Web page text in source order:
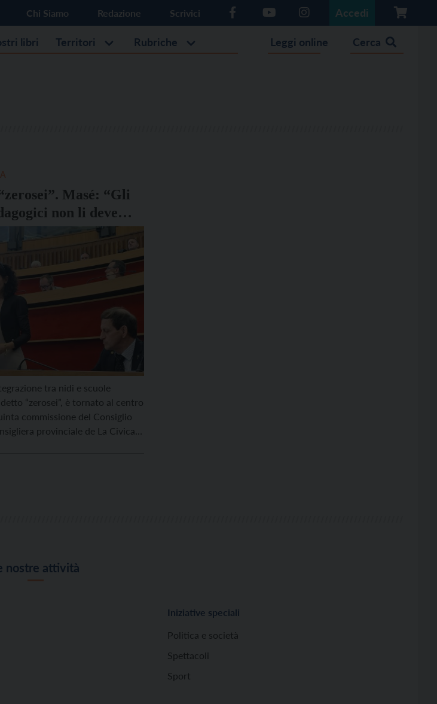
Chi Siamo Redazione Scrivici Accedi
libri Territori Rubriche Leggi online Cerca
Masé: “Gli
non li deve
tra nidi e scuole
“zerosei”, è tornato al centro
commissione del Consiglio
provinciale de La Civica
nostre attività
Iniziative speciali
Politica e società
Spettacoli
Sport